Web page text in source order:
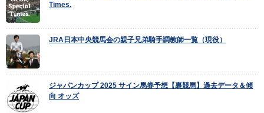
Times.
JRA日本中央競馬会の親子兄弟騎手調教師一覧（現役）
ジャパンカップ 2025 サイン馬券予想【裏競馬】過去データ＆傾
向 オッズ